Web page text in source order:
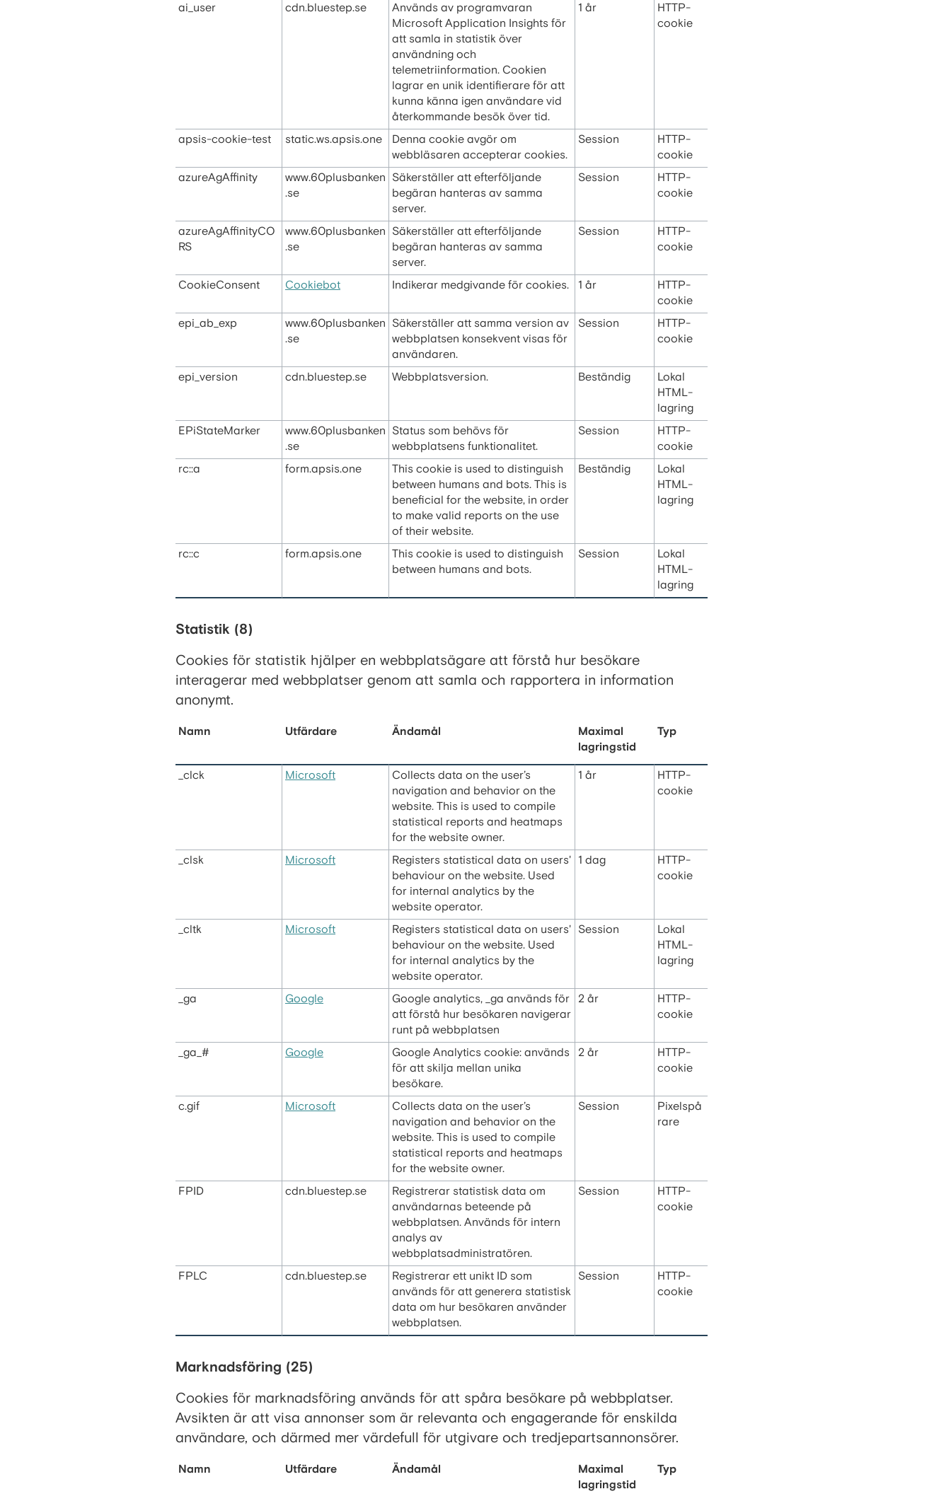
ai_user
cdn.bluestep.se
Används av programvaran
Microsoft Application Insights för
att samla in statistik över
användning och
telemetriinformation. Cookien
lagrar en unik identifierare för att
kunna känna igen användare vid
återkommande besök över tid.
1 år
HTTP-
cookie
apsis-cookie-test static.ws.apsis.one
Denna cookie avgör om
webbläsaren accepterar cookies.
Session
HTTP-
cookie
azureAgAffinity
www.60plusbanken
.se
Säkerställer att efterföljande
begäran hanteras av samma
server.
Session
HTTP-
cookie
azureAgAffinityCO
RS
www.60plusbanken
.se
Säkerställer att efterföljande
begäran hanteras av samma
server.
Session
HTTP-
cookie
CookieConsent Cookiebot Indikerar medgivande för cookies. 1 år
HTTP-
cookie
epi_ab_exp
www.60plusbanken
.se
Säkerställer att samma version av
webbplatsen konsekvent visas för
användaren.
Session
HTTP-
cookie
epi_version cdn.bluestep.se Webbplatsversion. Beständig
Lokal
HTML-
lagring
EPiStateMarker
www.60plusbanken
.se
Status som behövs för
webbplatsens funktionalitet.
Session
HTTP-
cookie
rc::a
form.apsis.one
This cookie is used to distinguish
between humans and bots. This is
beneficial for the website, in order
to make valid reports on the use
of their website.
Beständig
Lokal
HTML-
lagring
rc::c form.apsis.one
This cookie is used to distinguish
between humans and bots.
Session
Lokal
HTML-
lagring
Statistik (8)
Cookies för statistik hjälper en webbplatsägare att förstå hur besökare
interagerar med webbplatser genom att samla och rapportera in information
anonymt.
Namn Utfärdare Ändamål
Maximal
lagringstid
Typ
_clck Microsoft
Collects data on the user’s
navigation and behavior on the
website. This is used to compile
statistical reports and heatmaps
for the website owner.
1 år
HTTP-
cookie
_clsk Microsoft
Registers statistical data on users'
behaviour on the website. Used
for internal analytics by the
website operator.
1 dag
HTTP-
cookie
_cltk Microsoft
Registers statistical data on users'
behaviour on the website. Used
for internal analytics by the
website operator.
Session
Lokal
HTML-
lagring
_ga Google
Google analytics, _ga används för
att förstå hur besökaren navigerar
runt på webbplatsen
2 år
HTTP-
cookie
_ga_# Google
Google Analytics cookie: används
för att skilja mellan unika
besökare.
2 år
HTTP-
cookie
c.gif Microsoft
Collects data on the user’s
navigation and behavior on the
website. This is used to compile
statistical reports and heatmaps
for the website owner.
Session
Pixelspå
rare
FPID cdn.bluestep.se
Registrerar statistisk data om
användarnas beteende på
webbplatsen. Används för intern
analys av
webbplatsadministratören.
Session
HTTP-
cookie
FPLC cdn.bluestep.se
Registrerar ett unikt ID som
används för att generera statistisk
data om hur besökaren använder
webbplatsen.
Session
HTTP-
cookie
Marknadsföring (25)
Cookies för marknadsföring används för att spåra besökare på webbplatser.
Avsikten är att visa annonser som är relevanta och engagerande för enskilda
användare, och därmed mer värdefull för utgivare och tredjepartsannonsörer.
Namn Utfärdare Ändamål
Maximal
lagringstid
Typ